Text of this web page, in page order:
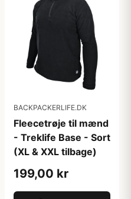
BACKPACKERLIFE.DK
Fleecetrøje til mænd
- Treklife Base - Sort
(XL & XXL tilbage)
199,00 kr